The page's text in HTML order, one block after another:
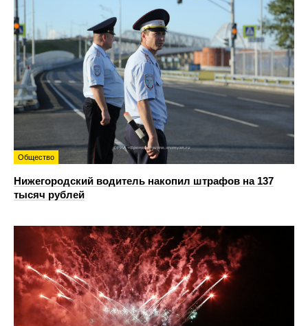
Общество
Нижегородский водитель накопил штрафов на 137
тысяч рублей